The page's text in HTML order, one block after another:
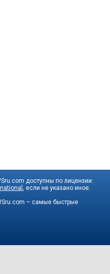
доступны по лицензии:
, если не указано иное.
– самые быстрые